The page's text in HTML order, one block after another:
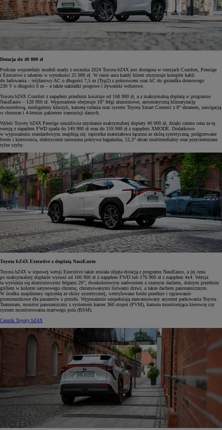
Dotacja do 40 000 zł
Podczas wyprzedaży modeli marki z rocznika 2024 Toyota bZ4X jest dostępna w wersjach Comfort, Prestige
i Executive z rabatem w wysokości 25 000 zł. W cenie auta każdy klient otrzymuje komplet kabli
do ładowania – trójfazowy AC o długości 7,5 m (Typ2) z pokrowcem oraz AC do gniazdka domowego
230 V o długości 6 m – a także nakładki progowe i dywaniki welurowe.
Toyota bZ4X Comfort z napędem przednim kosztuje od 168 900 zł, a z maksymalną dopłatą w programie
NaszEauto – 128 900 zł. Wyposażenie obejmuje 18” felgi aluminiowe, automatyczną klimatyzację
dwustrefową, inteligentny kluczyk, kamerę cofania oraz system Toyota Smart Connect z 8” ekranem, nawigacją
w chmurze i 4-letnim pakietem transmisji danych.
Wybór Toyoty bZ4X Prestige umożliwia uzyskanie maksymalnej dopłaty 40 000 zł, dzięki czemu cena za tę
wersję z napędem FWD spada do 149 900 zł oraz do 159 900 zł z napędem XMODE. Dodatkowo
w wyposażeniu standardowym znajdują się: tapicerka materiałowa łączona ze skórą syntetyczną, podgrzewane
fotele i kierownica, elektrycznie unoszona pokrywa bagażnika, 12,3” ekran multimedialny oraz przyciemniane
tylne szyby.
Toyota bZ4X Executive z dopłatą NaszEauto
Toyota bZ4X w topowej wersji Executive także została objęta dotacją z programu NaszEauto, a jej cena
po maksymalnej dopłacie wynosi od 166 900 zł z napędem FWD lub 176 900 zł z napędem 4x4. Wersja
ta wyróżnia się aluminiowymi felgami 20”, dwukolorowym nadwoziem z czarnym dachem, dolnym przednim
grillem w kolorze satynowego chromu, chromowanymi listwami drzwi, a także dachem panoramicznym.
W środku znajdziemy tapicerkę ze skóry syntetycznej, wentylowane fotele przednie i ogrzewanie
promiennikowe dla pasażerów z przodu. Wyposażenie uzupełniają zaawansowany asystent parkowania Toyota
Teammate, monitor panoramiczny z systemem kamer 360 stopni (PVM), kamera monitorująca kierowcę czy
system monitorowania martwego pola (BSM).
Cennik Toyoty bZ4X